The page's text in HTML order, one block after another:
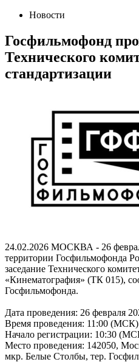
Новости
Госфильмофонд
Технического
стандартизации
24.02.2026 МОСКВА - 26
территории Госфильмофонда
заседание Технического
«Кинематография» (ТК 015),
Госфильмофонда.
Дата проведения: 26 февраля
Время проведения: 11:00 (МСК)
Начало регистрации: 10:30
Место проведения: 142050,
мкр. Белые Столбы, тер.